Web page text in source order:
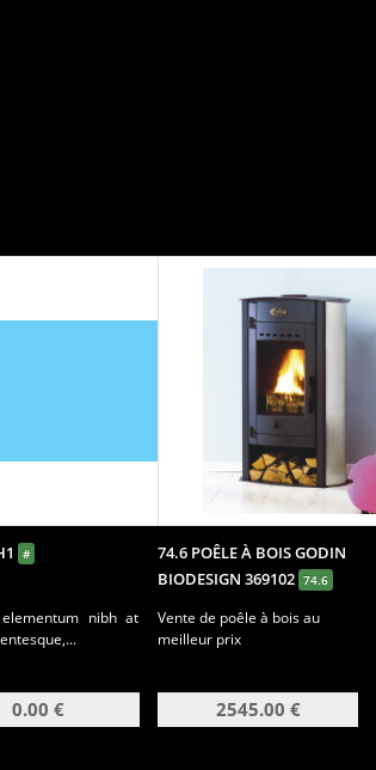
#
nibh at
0.00 €
74.6 POÊLE À BOIS GODIN
BIODESIGN 369102 74.6
Vente de poêle à bois au
meilleur prix
2545.00 €